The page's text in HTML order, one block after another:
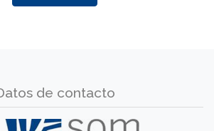
de contacto